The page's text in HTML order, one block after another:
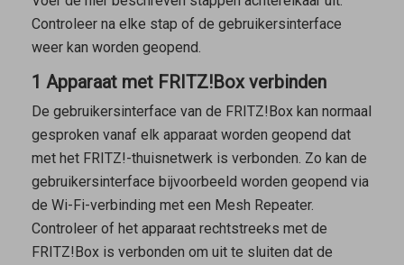
Controleer na elke stap of de gebruikersinterface
weer kan worden geopend.
1 Apparaat met FRITZ!Box verbinden
De gebruikersinterface van de FRITZ!Box kan normaal
gesproken vanaf elk apparaat worden geopend dat
met het FRITZ!-thuisnetwerk is verbonden. Zo kan de
gebruikersinterface bijvoorbeeld worden geopend via
de Wi-Fi-verbinding met een Mesh Repeater.
Controleer of het apparaat rechtstreeks met de
FRITZ!Box is verbonden om uit te sluiten dat de